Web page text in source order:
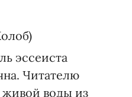
эссеиста
Читателю
живой воды из